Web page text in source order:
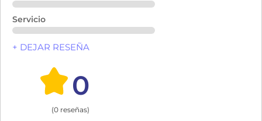
Servicio
+ DEJAR RESEÑA
0
(0 reseñas)